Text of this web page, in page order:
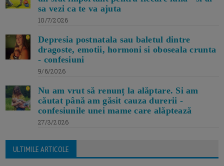
sa vezi ca te va ajuta
10/7/2026
Depresia postnatala sau baletul dintre
dragoste, emotii, hormoni si oboseala crunta
- confesiuni
9/6/2026
Nu am vrut să renunț la alăptare. Si am
căutat până am găsit cauza durerii -
confesiunile unei mame care alăptează
27/3/2026
ULTIMILE ARTICOLE